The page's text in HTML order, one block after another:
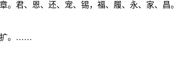
君、恩、还、宠、锡，福、履、永、家、昌。
扩。……